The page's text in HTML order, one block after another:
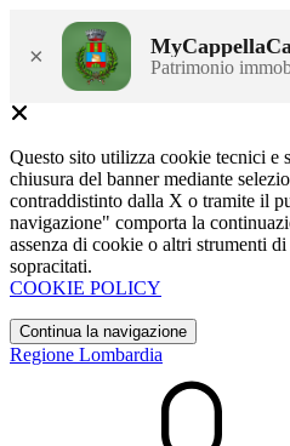
× Patrimonio
Questo sito utilizza cookie tecnici e
chiusura del banner mediante
contraddistinto dalla X o tramite il
navigazione" comporta la
assenza di cookie o altri strumenti
sopracitati.
COOKIE POLICY
Continua la navigazione
Regione Lombardia